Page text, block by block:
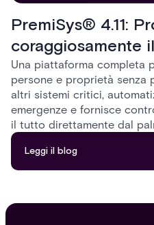
PremiSys® 4.11:
coraggiosamente
Una piattaforma completa
persone e proprietà senza
altri sistemi critici,
emergenze e fornisce
il tutto direttamente dal
Leggi il blog